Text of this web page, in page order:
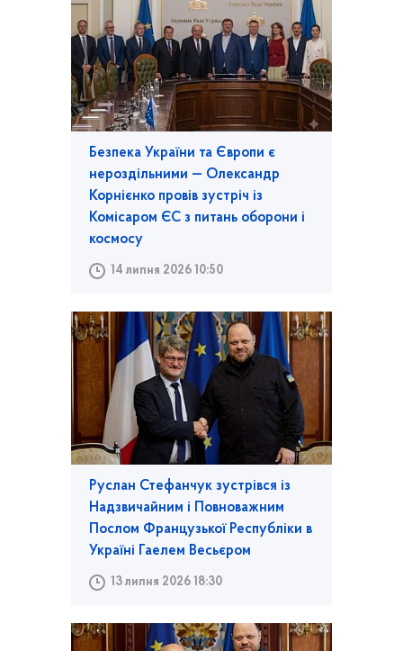
Безпека України та Європи є
нероздільними — Олександр
Корнієнко провів зустріч із
Комісаром ЄС з питань оборони і
космосу
14 липня 2026 10:50
Руслан Стефанчук зустрівся із
Надзвичайним і Повноважним
Послом Французької Республіки в
Україні Гаелем Весьєром
13 липня 2026 18:30